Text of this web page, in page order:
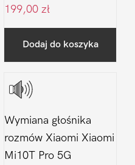
199,00 zł
Dodaj do koszyka
Wymiana głośnika
rozmów Xiaomi Xiaomi
Mi10T Pro 5G